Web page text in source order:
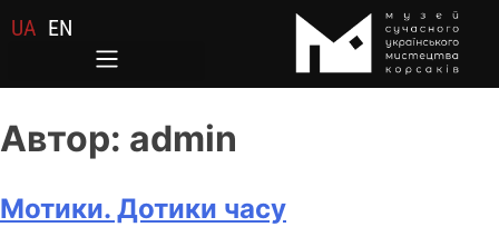
UA EN
Автор: admin
Мотики. Дотики часу